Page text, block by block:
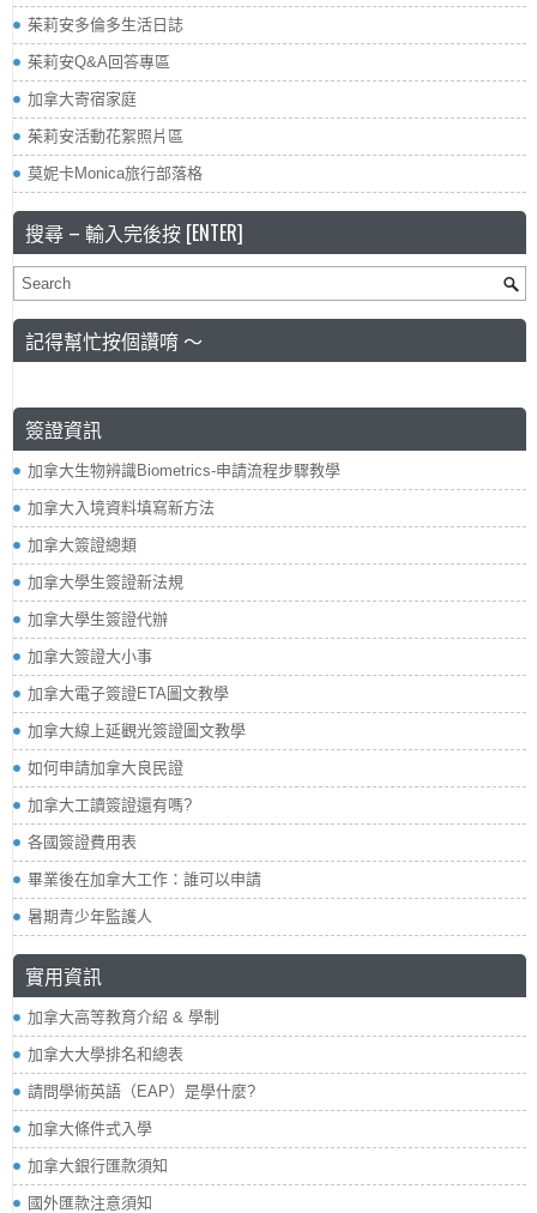
茱莉安多倫多生活日誌
茱莉安Q&A回答專區
加拿大寄宿家庭
茱莉安活動花絮照片區
莫妮卡Monica旅行部落格
搜尋 – 輸入完後按 [ENTER]
記得幫忙按個讚唷 ～
簽證資訊
加拿大生物辨識Biometrics-申請流程步驟教學
加拿大入境資料填寫新方法
加拿大簽證總類
加拿大學生簽證新法規
加拿大學生簽證代辦
加拿大簽證大小事
加拿大電子簽證ETA圖文教學
加拿大線上延觀光簽證圖文教學
如何申請加拿大良民證
加拿大工讀簽證還有嗎?
各國簽證費用表
畢業後在加拿大工作：誰可以申請
暑期青少年監護人
實用資訊
加拿大高等教育介紹 & 學制
加拿大大學排名和總表
請問學術英語（EAP）是學什麼?
加拿大條件式入學
加拿大銀行匯款須知
國外匯款注意須知